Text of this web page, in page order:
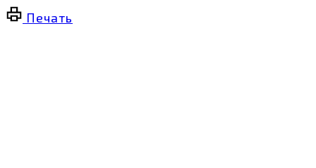
Печать